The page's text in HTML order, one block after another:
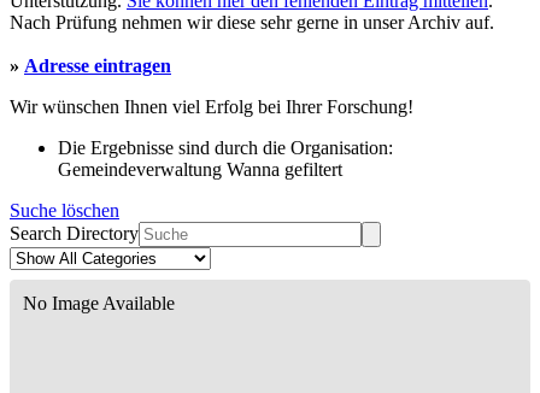
Nach Prüfung nehmen wir diese sehr gerne in unser Archiv auf.
» Adresse eintragen
Wir wünschen Ihnen viel Erfolg bei Ihrer Forschung!
Die Ergebnisse sind durch die Organisation:
Gemeindeverwaltung Wanna gefiltert
Suche löschen
Search Directory
No Image Available